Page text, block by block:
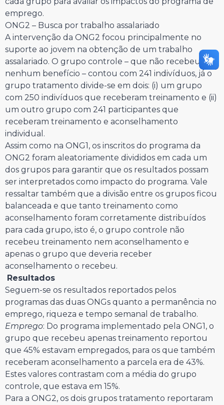
emprego.
ONG2 – Busca por trabalho assalariado
A intervenção da ONG2 focou principalmente no
suporte ao jovem na obtenção de um trabalho
assalariado. O grupo controle – que não recebeu
nenhum benefício – contou com 241 indivíduos, já o
grupo tratamento divide-se em dois: (i) um grupo
com 250 indivíduos que receberam treinamento e (ii)
um outro grupo com 241 participantes que
receberam treinamento e aconselhamento
individual.
Assim como na ONG1, os inscritos do programa da
ONG2 foram aleatoriamente divididos em cada um
dos grupos para garantir que os resultados possam
ser interpretados como impacto do programa. Vale
ressaltar também que a divisão entre os grupos ficou
balanceada e que tanto treinamento como
aconselhamento foram corretamente distribuídos
para cada grupo, isto é, o grupo controle não
recebeu treinamento nem aconselhamento e
apenas o grupo que deveria receber
aconselhamento o recebeu.
Resultados
Seguem-se os resultados reportados pelos
programas das duas ONGs quanto a permanência no
emprego, riqueza e tempo semanal de trabalho.
Emprego: Do programa implementado pela ONG1, o
grupo que recebeu apenas treinamento reportou
que 45% estavam empregados, para os que também
receberam aconselhamento a parcela era de 43%.
Estes valores contrastam com a média do grupo
controle, que estava em 15%.
Para a ONG2, os dois grupos tratamento reportaram